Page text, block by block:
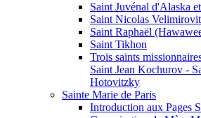
Saint Juvénal d'Alaska
Saint Nicolas
Saint Raphaël
Saint Tikhon
Trois saints
Saint Jean Kochurov -
Hotovitzky
Sainte Marie de Paris
Introduction aux Pages